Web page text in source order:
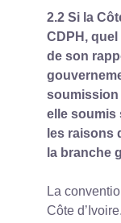
2.2 Si la
CDPH,
de son
soumission
elle soumis
les raisons
la branche
La
Côte d’Ivoire.